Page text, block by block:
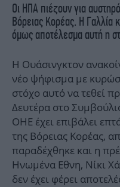
Οι ΗΠΑ πιέζουν για
Βόρειας Κορέας. Η Γαλλία
όμως αποτέλεσμα αυτή η
Η Ουάσινγκτον
νέο ψήφισμα με
στόχο αυτό να τεθεί
Δευτέρα στο
ΟΗΕ έχει επιβάλει
της Βόρειας Κορέας,
παραδέχθηκε και η
Ηνωμένα Εθνη, Νίκι
δεν έχει φέρει